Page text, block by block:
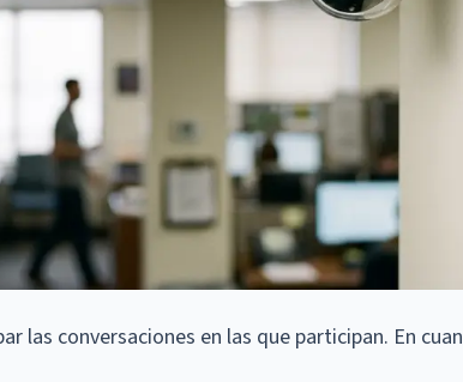
las conversaciones en las que participan. En